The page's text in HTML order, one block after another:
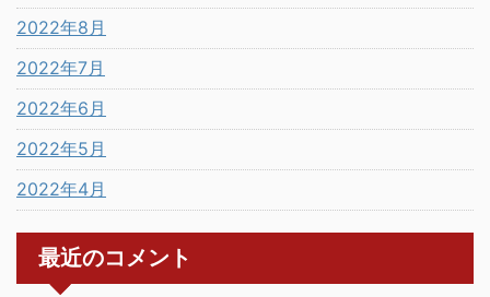
2022年8月
2022年7月
2022年6月
2022年5月
2022年4月
最近のコメント